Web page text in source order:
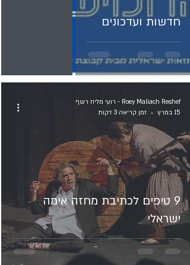
חדשות ועדכונים
9 טיפים לכתיבת מחזה אימה
ישראלי
Roey Maliach Reshef - רועי מליח רשף
15 במרץ
זמן קריאה 3 דקות